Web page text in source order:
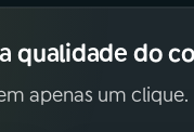
qualidade do
apenas um clique.